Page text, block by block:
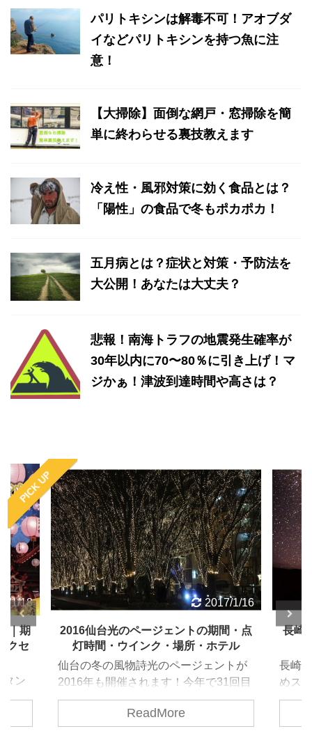
パリトキシンは解毒不可！アオブダ
イなどパリトキシンを持つ魚に注
意！
【大掃除】面倒な網戸・窓掃除を簡
単に終わらせる裏技教えます
冷え性・風邪対策に効く食品とは？
「陽性」の食品で冬もポカポカ！
五月病とは？症状と対策・予防法を
大公開！あなたは大丈夫？
悲報！南海トラフの地震発生確率が
30年以内に70〜80％に引き上げ！マ
ジかぁ！津波到達時間や高さは？
PICK UP
1/16
・点
ル
回目
点灯
2016/8/12
長崎で星空を見るならココだ！おすす
めスポット教えます。
長崎で星空を見るならココだ！ おすす
めスポット６つ教えます。 ふたご座流
星群が近づいてきましたね。 12/14日
没～12/15明け方までがピークのようで
ReadMore
ラピ
ラピ
通行
写真